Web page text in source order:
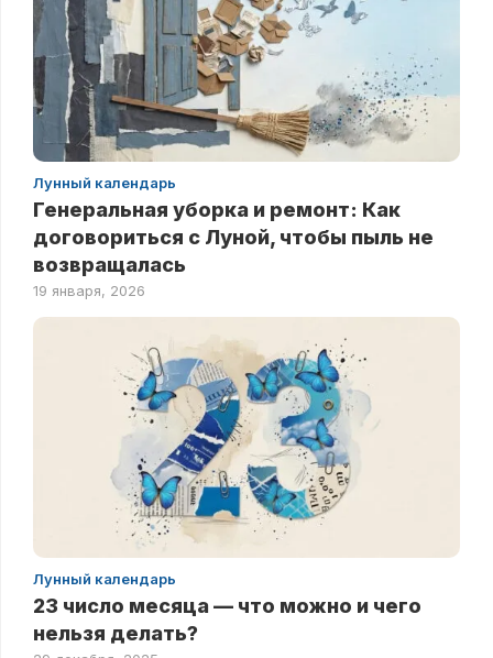
Лунный календарь
Генеральная уборка и ремонт: Как
договориться с Луной, чтобы пыль не
возвращалась
19 января, 2026
Лунный календарь
23 число месяца — что можно и чего
нельзя делать?